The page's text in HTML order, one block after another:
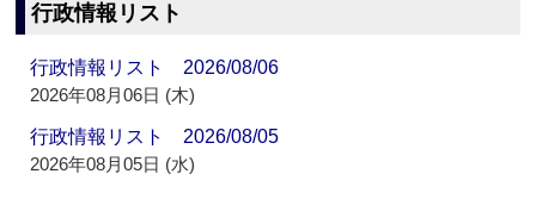
行政情報リスト
行政情報リスト 2026/08/06
2026年08月06日 (木)
行政情報リスト 2026/08/05
2026年08月05日 (水)